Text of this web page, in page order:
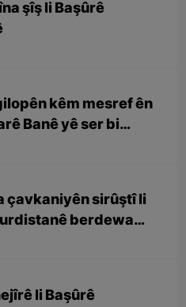
şîş li Başûrê
kêm mesref ên
Banê yê ser bi
çavkaniyên sirûştî li
berdewam
li Başûrê